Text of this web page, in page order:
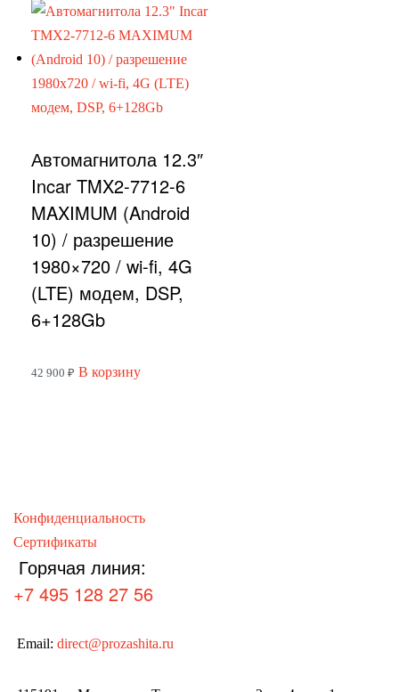
Автомагнитола 12.3″
Incar TMX2-7712-6
MAXIMUM (Android
10) / разрешение
1980×720 / wi-fi, 4G
(LTE) модем, DSP,
6+128Gb
42 900 ₽ В корзину
Конфиденциальность
Сертификаты
Горячая линия:
+7 495 128 27 56
Email: direct@prozashita.ru